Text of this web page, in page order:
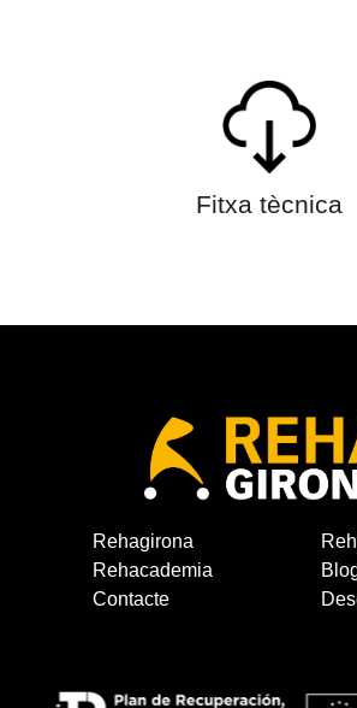
Fitxa tècnica
Rehagirona
Rehacademia
Contacte